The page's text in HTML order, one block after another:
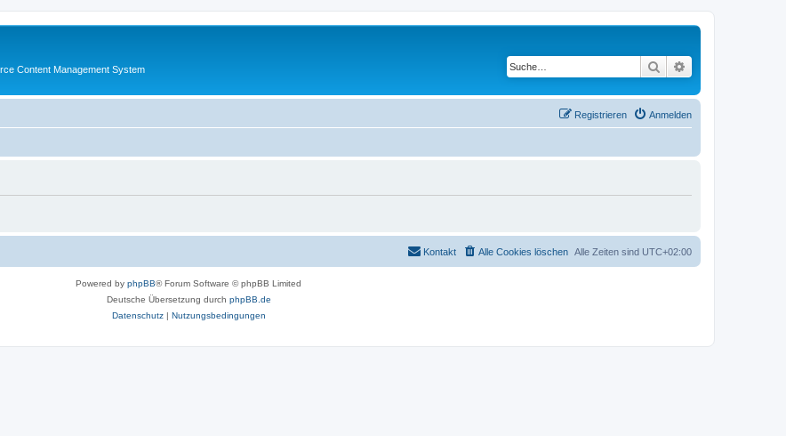
Content Management System Suche
Anmelden
Registrieren
Alle Zeiten sind UTC+02:00
Alle Cookies löschen
Kontakt
Powered by phpBB® Forum Software © phpBB Limited
Deutsche Übersetzung durch phpBB.de
Datenschutz| Nutzungsbedingungen